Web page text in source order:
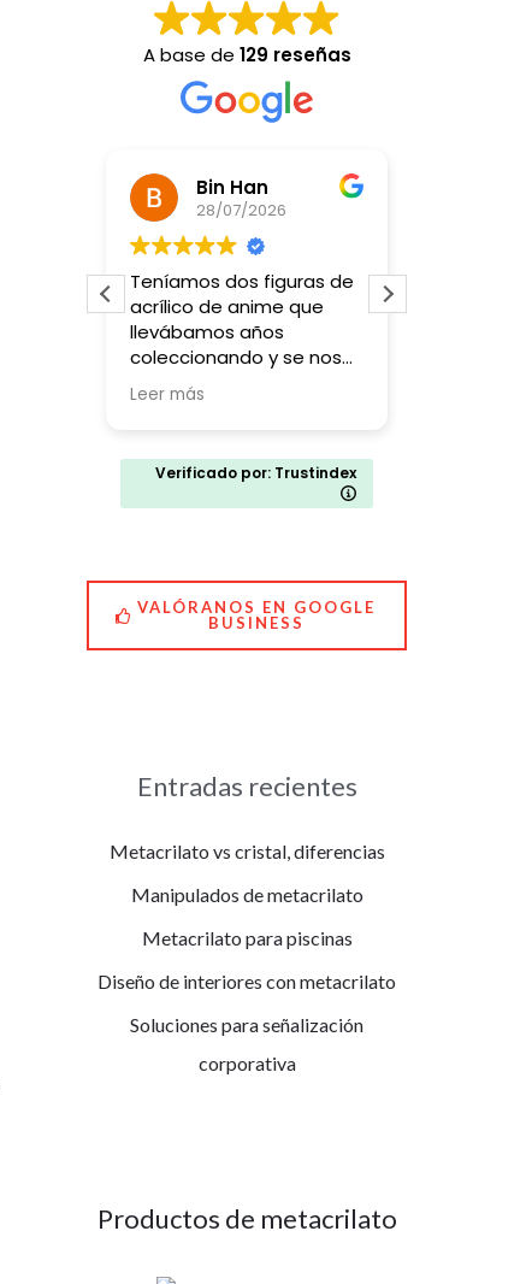
A base de 129 reseñas
Bin Han
28/07/2026
Teníamos dos figuras de
acrílico de anime que
llevábamos años
coleccionando y se nos
rompieron. Buscando una
forma de repararlas
y decidimos probar.
El dueño fue súper
amable desde el primer
muchísimo cuidado y ni
siquiera nos quiso cobrar.
Nos ayudó muchísimo y
Leer más
Verificado por: Trustindex
VALÓRANOS EN GOOGLE
BUSINESS
Entradas recientes
Metacrilato vs cristal, diferencias
Manipulados de metacrilato
Metacrilato para piscinas
Diseño de interiores con metacrilato
Soluciones para señalización
corporativa
Productos de metacrilato